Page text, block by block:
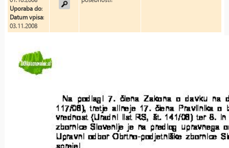
Uporaba do:
Datum vpisa:
03.11.2008